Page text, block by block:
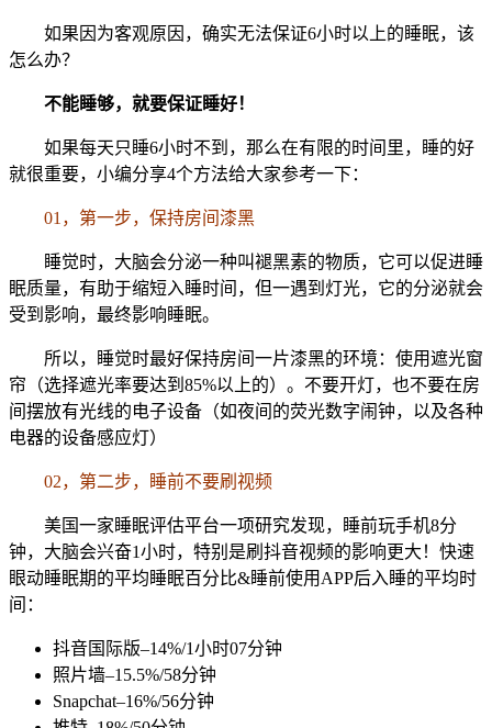
如果因为客观原因，确实无法保证6小时以上的睡眠，该
怎么办？
不能睡够，就要保证睡好！
如果每天只睡6小时不到，那么在有限的时间里，睡的好
就很重要，小编分享4个方法给大家参考一下：
01，第一步，保持房间漆黑
睡觉时，大脑会分泌一种叫褪黑素的物质，它可以促进睡
眠质量，有助于缩短入睡时间，但一遇到灯光，它的分泌就会
受到影响，最终影响睡眠。
所以，睡觉时最好保持房间一片漆黑的环境：使用遮光窗
帘（选择遮光率要达到85%以上的）。不要开灯，也不要在房
间摆放有光线的电子设备（如夜间的荧光数字闹钟，以及各种
电器的设备感应灯）
02，第二步，睡前不要刷视频
美国一家睡眠评估平台一项研究发现，睡前玩手机8分
钟，大脑会兴奋1小时，特别是刷抖音视频的影响更大！快速
眼动睡眠期的平均睡眠百分比&睡前使用APP后入睡的平均时
间：
抖音国际版–14%/1小时07分钟
照片墙–15.5%/58分钟
Snapchat–16%/56分钟